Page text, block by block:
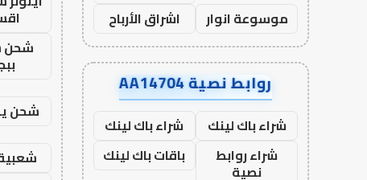
موسوعة انوار
اشراق الأرباح
روابط نصية AA14704
شراء باك لينك
شراء باك لينك
شراء روابط
نصية
باقات باك لينك
شحن
شحن